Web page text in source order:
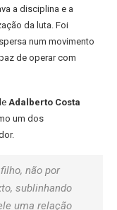
a disciplina e a
da luta. Foi
num movimento
de operar com
Adalberto Costa
um dos
não por
sublinhando
uma relação